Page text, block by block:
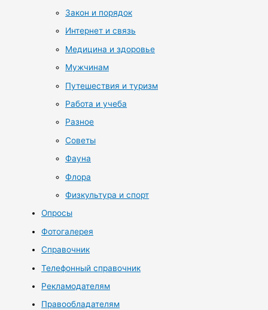
Закон и порядок
Интернет и связь
Медицина и здоровье
Мужчинам
Путешествия и туризм
Работа и учеба
Разное
Советы
Фауна
Флора
Физкультура и спорт
Опросы
Фотогалерея
Справочник
Телефонный справочник
Рекламодателям
Правообладателям